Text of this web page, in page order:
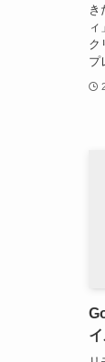
き
ク
プ